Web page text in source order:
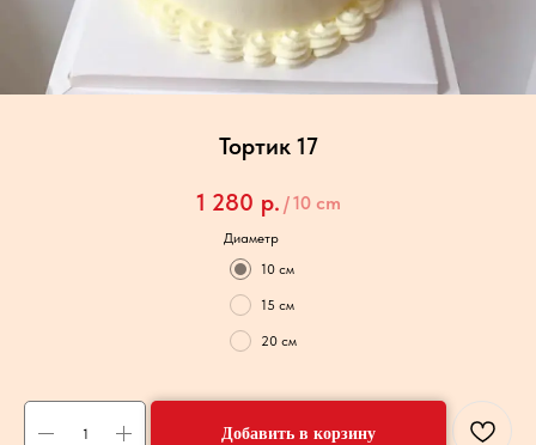
Тортик 17
1 280 р. /10 cm
Диаметр
10 см
15 см
20 см
Добавить в корзину